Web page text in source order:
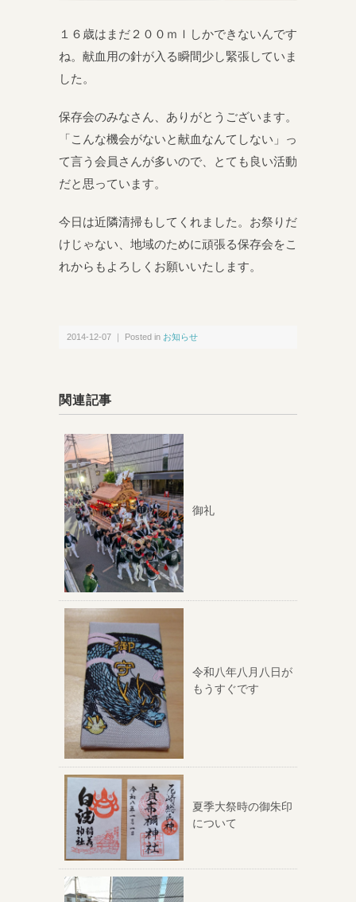
１６歳はまだ２００ｍｌしかできないんです
ね。献血用の針が入る瞬間少し緊張していま
した。
保存会のみなさん、ありがとうございます。
「こんな機会がないと献血なんてしない」っ
て言う会員さんが多いので、とても良い活動
だと思っています。
今日は近隣清掃もしてくれました。お祭りだ
けじゃない、地域のために頑張る保存会をこ
れからもよろしくお願いいたします。
2014-12-07 ｜ Posted in お知らせ
関連記事
御礼
令和八年八月八日が
もうすぐです
夏季大祭時の御朱印
について